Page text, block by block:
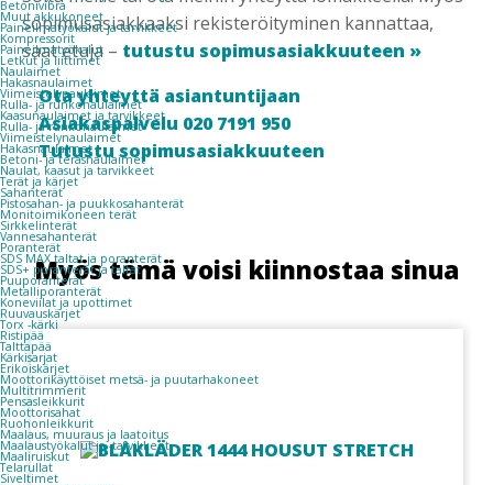
Betonivibra
Muut akkukoneet
Paineilmatyökalut ja tarvikkeet
Kompressorit
Paineilmatyökalut
Letkut ja liittimet
Naulaimet
Hakasnaulaimet
Viimeistelynaulaimet
Rulla- ja runkonaulaimet
Kaasunaulaimet ja tarvikkeet
Rulla- ja runkonaulaimet
Viimeistelynaulaimet
Hakasnaulaimet
Betoni- ja teräsnaulaimet
Naulat, kaasut ja tarvikkeet
Terät ja kärjet
Sahanterät
Pistosahan- ja puukkosahanterät
Monitoimikoneen terät
Sirkkelinterät
Vannesahanterät
Poranterät
SDS MAX taltat ja poranterät
SDS+ poranterät ja taltat
Puuporanterät
Metalliporanterät
Koneviilat ja upottimet
Ruuvauskärjet
Torx -kärki
Ristipää
Talttapää
Kärkisarjat
Erikoiskärjet
Moottorikäyttöiset metsä- ja puutarhakoneet
Multitrimmerit
Pensasleikkurit
Moottorisahat
Ruohonleikkurit
Maalaus, muuraus ja laatoitus
Maalaustyökalut ja -tarvikkeet
Maaliruiskut
Telarullat
Siveltimet
sopimusasiakkaaksi rekisteröityminen kannattaa,
saat etuja – tutustu sopimusasiakkuuteen »
Ota yhteyttä asiantuntijaan
Asiakaspalvelu 020 7191 950
Tutustu sopimusasiakkuuteen
Myös tämä voisi kiinnostaa sinua